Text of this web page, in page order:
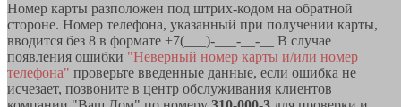
Номер карты разположен под штрих-кодом на обратной
стороне. Номер телефона, указанный при получении карты,
вводится без 8 в формате +7(___)-___-__-__ В случае
появления ошибки "Неверный номер карты и/или номер
телефона" проверьте введенные данные, если ошибка не
исчезает, позвоните в центр обслуживания клиентов